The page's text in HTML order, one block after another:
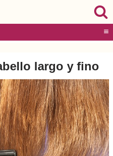
≡
largo y fino